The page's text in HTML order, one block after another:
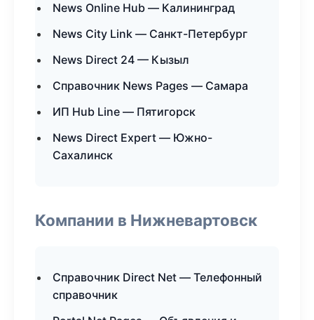
News Online Hub — Калининград
News City Link — Санкт-Петербург
News Direct 24 — Кызыл
Справочник News Pages — Самара
ИП Hub Line — Пятигорск
News Direct Expert — Южно-
Сахалинск
Компании в Нижневартовск
Справочник Direct Net — Телефонный
справочник